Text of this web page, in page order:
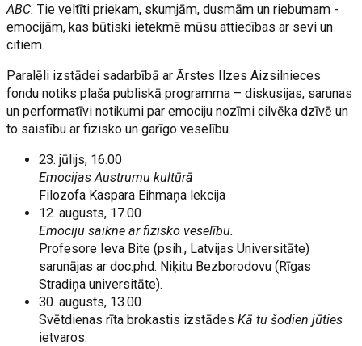
ABC. Tie veltīti priekam, skumjām, dusmām un riebumam -
emocijām, kas būtiski ietekmē mūsu attiecības ar sevi un
citiem.
Paralēli izstādei sadarbībā ar Ārstes Ilzes Aizsilnieces
fondu notiks plaša publiskā programma – diskusijas, sarunas
un performatīvi notikumi par emociju nozīmi cilvēka dzīvē un
to saistību ar fizisko un garīgo veselību.
23. jūlijs, 16.00
Emocijas Austrumu kultūrā
Filozofa Kaspara Eihmaņa lekcija
12. augusts, 17.00
Emociju saikne ar fizisko veselību.
Profesore Ieva Bite (psih., Latvijas Universitāte)
sarunājas ar doc.phd. Niķitu Bezborodovu (Rīgas
Stradiņa universitāte).
30. augusts, 13.00
Svētdienas rīta brokastis izstādesKā tu šodien jūties
ietvaros.